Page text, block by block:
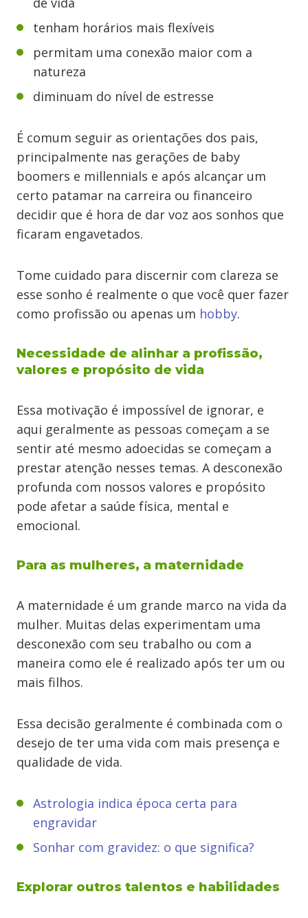
tenham horários mais flexíveis
permitam uma conexão maior com a
natureza
diminuam do nível de estresse
É comum seguir as orientações dos pais,
principalmente nas gerações de baby
boomers e millennials e após alcançar um
certo patamar na carreira ou financeiro
decidir que é hora de dar voz aos sonhos que
ficaram engavetados.
Tome cuidado para discernir com clareza se
esse sonho é realmente o que você quer fazer
como profissão ou apenas um hobby.
Necessidade de alinhar a profissão,
valores e propósito de vida
Essa motivação é impossível de ignorar, e
aqui geralmente as pessoas começam a se
sentir até mesmo adoecidas se começam a
prestar atenção nesses temas. A desconexão
profunda com nossos valores e propósito
pode afetar a saúde física, mental e
emocional.
Para as mulheres, a maternidade
A maternidade é um grande marco na vida da
mulher. Muitas delas experimentam uma
desconexão com seu trabalho ou com a
maneira como ele é realizado após ter um ou
mais filhos.
Essa decisão geralmente é combinada com o
desejo de ter uma vida com mais presença e
qualidade de vida.
Astrologia indica época certa para
engravidar
Sonhar com gravidez: o que significa?
Explorar outros talentos e habilidades